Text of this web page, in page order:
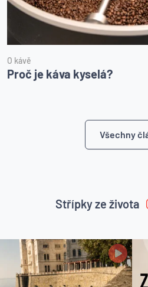
O kávě
Proč je káva kyselá?
Všechny
Střípky ze života